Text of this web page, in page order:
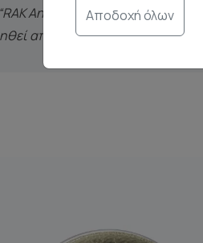
Anti-Chip Guarantee”
από κακή ή μη κανονική
Αποδοχή όλων